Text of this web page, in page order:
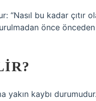
“Nasıl bu kadar çıtır
önce
yakın kaybı durumudur.